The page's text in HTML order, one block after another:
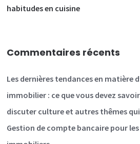
habitudes en cuisine
Commentaires récents
Les dernières tendances en matière
immobilier : ce que vous devez
discuter culture et autres thêmes
Gestion de compte bancaire pour